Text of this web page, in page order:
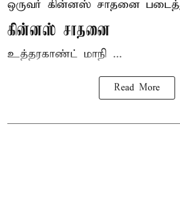
ஒருவர் கின்னஸ் சாதனை
கின்னஸ் சாதனை
உத்தரகாண்ட் மாநி ...
Read More